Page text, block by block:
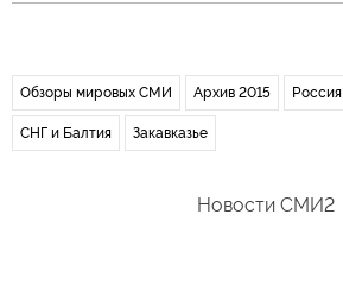
Обзоры мировых СМИ Архив 2015 Россия
СНГ и Балтия Закавказье
Новости СМИ2